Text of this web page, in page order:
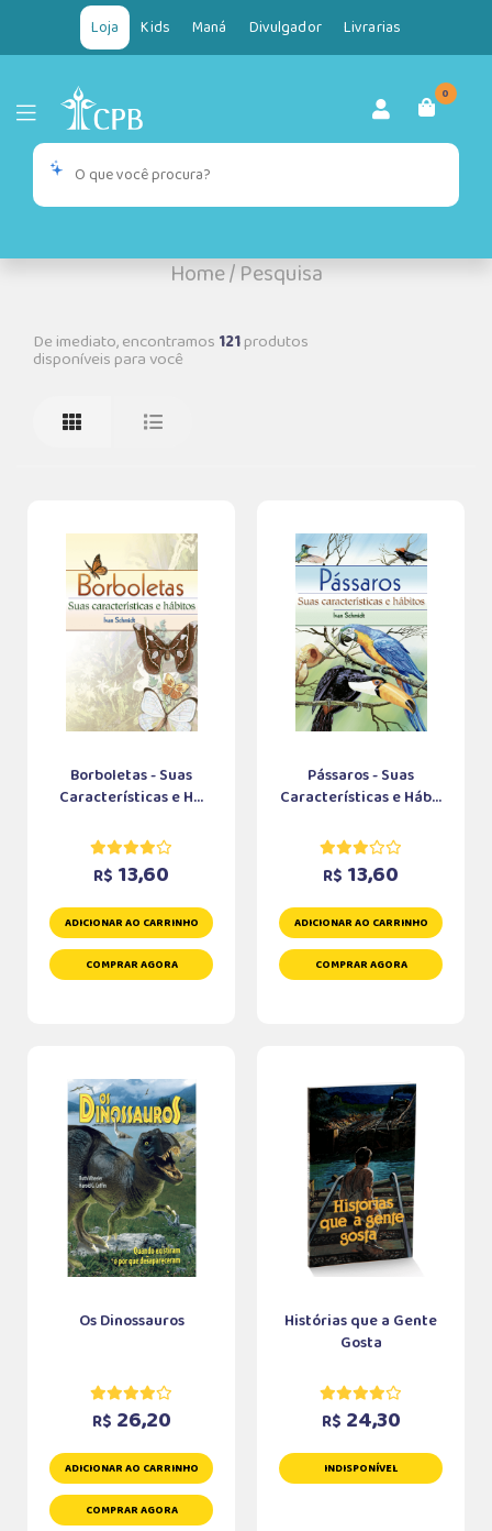
Loja Kids Maná Divulgador Livrarias
0
Home/Pesquisa
De imediato, encontramos 121produtos
disponíveis para você
Borboletas - Suas
Características e H...
R$ 13,60
ADICIONAR AO CARRINHO
COMPRAR AGORA
Pássaros - Suas
Características e Háb...
R$ 13,60
ADICIONAR AO CARRINHO
COMPRAR AGORA
Os Dinossauros
R$ 26,20
ADICIONAR AO CARRINHO
COMPRAR AGORA
Histórias que a Gente
Gosta
R$ 24,30
INDISPONÍVEL